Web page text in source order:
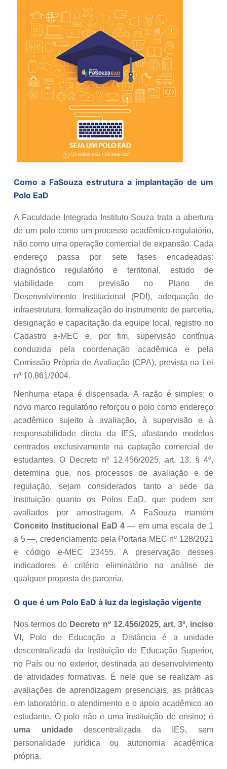
Como a FaSouza estrutura a implantação de um
Polo EaD
A Faculdade Integrada Instituto Souza trata a abertura
de um polo como um processo acadêmico-regulatório,
não como uma operação comercial de expansão. Cada
endereço passa por sete fases encadeadas:
diagnóstico regulatório e territorial, estudo de
viabilidade com previsão no Plano de
Desenvolvimento Institucional (PDI), adequação de
infraestrutura, formalização do instrumento de parceria,
designação e capacitação da equipe local, registro no
Cadastro e-MEC e, por fim, supervisão contínua
conduzida pela coordenação acadêmica e pela
Comissão Própria de Avaliação (CPA), prevista na Lei
nº 10.861/2004.
Nenhuma etapa é dispensada. A razão é simples: o
novo marco regulatório reforçou o polo como endereço
acadêmico sujeito à avaliação, à supervisão e à
responsabilidade direta da IES, afastando modelos
centrados exclusivamente na captação comercial de
estudantes. O Decreto nº 12.456/2025, art. 13, § 4º,
determina que, nos processos de avaliação e de
regulação, sejam considerados tanto a sede da
instituição quanto os Polos EaD, que podem ser
avaliados por amostragem. A FaSouza mantém
Conceito Institucional EaD 4 — em uma escala de 1
a 5 —, credenciamento pela Portaria MEC nº 128/2021
e código e-MEC 23455. A preservação desses
indicadores é critério eliminatório na análise de
qualquer proposta de parceria.
O que é um Polo EaD à luz da legislação vigente
Nos termos do Decreto nº 12.456/2025, art. 3º, inciso
VI , Polo de Educação a Distância é a unidade
descentralizada da Instituição de Educação Superior,
no País ou no exterior, destinada ao desenvolvimento
de atividades formativas. É nele que se realizam as
avaliações de aprendizagem presenciais, as práticas
em laboratório, o atendimento e o apoio acadêmico ao
estudante. O polo não é uma instituição de ensino; é
uma unidadedescentralizada da IES, sem
personalidade jurídica ou autonomia acadêmica
própria.